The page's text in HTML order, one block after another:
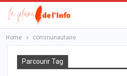
Home communautaire
Parcourir Tag